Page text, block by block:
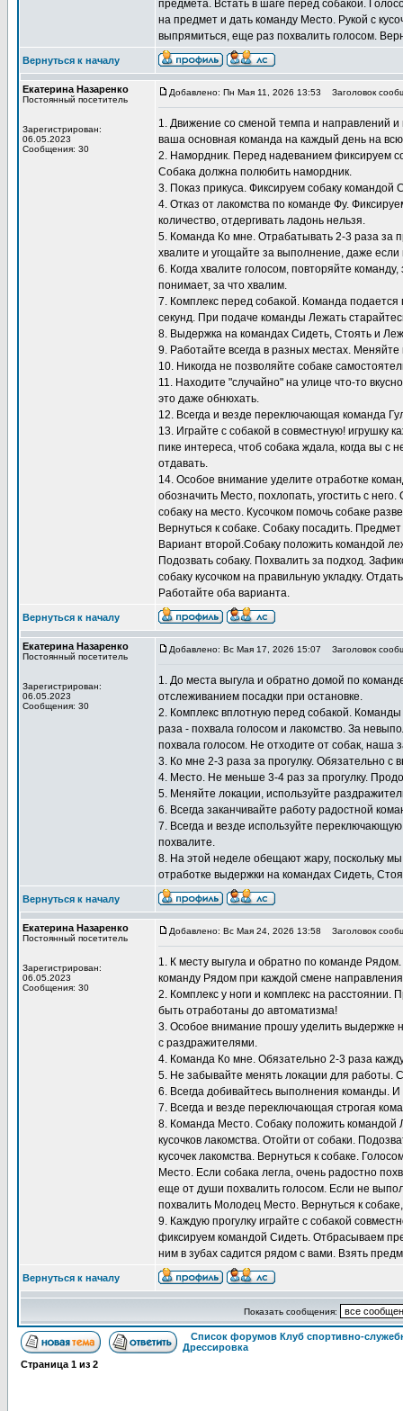
предмета. Встать в шаге перед собакой.
на предмет и дать команду Место. Рукой с
выпрямиться, еще раз похвалить голосом.
Вернуться к началу
Екатерина Назаренко
Постоянный посетитель
Зарегистрирован:
06.05.2023
Сообщения: 30
Добавлено: Пн Мая 11, 2026 13:53 Заголовок
1. Движение со сменой темпа и направлений
ваша основная команда на каждый день на
2. Намордник. Перед надеванием фиксируем
Собака должна полюбить намордник.
3. Показ прикуса. Фиксируем собаку
4. Отказ от лакомства по команде Фу.
количество, отдергивать ладонь нельзя.
5. Команда Ко мне. Отрабатывать 2-3 раза за
хвалите и угощайте за выполнение, даже
6. Когда хвалите голосом, повторяйте
понимает, за что хвалим.
7. Комплекс перед собакой. Команда
секунд. При подаче команды Лежать
8. Выдержка на командах Сидеть, Стоять и
9. Работайте всегда в разных местах. Меняйте
10. Никогда не позволяйте собаке
11. Находите "случайно" на улице что-то
это даже обнюхать.
12. Всегда и везде переключающая команда
13. Играйте с собакой в совместную! игрушку
пике интереса, чтоб собака ждала, когда вы с
отдавать.
14. Особое внимание уделите отработке
обозначить Место, похлопать, угостить с
собаку на место. Кусочком помочь собаке
Вернуться к собаке. Собаку посадить.
Вариант второй.Собаку положить командой
Подозвать собаку. Похвалить за подход.
собаку кусочком на правильную укладку.
Работайте оба варианта.
Вернуться к началу
Екатерина Назаренко
Постоянный посетитель
Зарегистрирован:
06.05.2023
Сообщения: 30
Добавлено: Вс Мая 17, 2026 15:07 Заголовок
1. До места выгула и обратно домой по
отслеживанием посадки при остановке.
2. Комплекс вплотную перед собакой.
раза - похвала голосом и лакомство. За
похвала голосом. Не отходите от собак, наша
3. Ко мне 2-3 раза за прогулку. Обязательно с
4. Место. Не меньше 3-4 раз за прогулку.
5. Меняйте локации, используйте
6. Всегда заканчивайте работу радостной
7. Всегда и везде используйте
похвалите.
8. На этой неделе обещают жару, поскольку
отработке выдержки на командах Сидеть,
Вернуться к началу
Екатерина Назаренко
Постоянный посетитель
Зарегистрирован:
06.05.2023
Сообщения: 30
Добавлено: Вс Мая 24, 2026 13:58 Заголовок
1. К месту выгула и обратно по команде
команду Рядом при каждой смене
2. Комплекс у ноги и комплекс на
быть отработаны до автоматизма!
3. Особое внимание прошу уделить выдержке
с раздражителями.
4. Команда Ко мне. Обязательно 2-3 раза
5. Не забывайте менять локации для работы.
6. Всегда добивайтесь выполнения команды.
7. Всегда и везде переключающая строгая
8. Команда Место. Собаку положить
кусочков лакомства. Отойти от собаки.
кусочек лакомства. Вернуться к собаке.
Место. Если собака легла, очень радостно
еще от души похвалить голосом. Если не
похвалить Молодец Место. Вернуться к
9. Каждую прогулку играйте с собакой
фиксируем командой Сидеть. Отбрасываем
ним в зубах садится рядом с вами. Взять
Вернуться к началу
Показать сообщения:
Список форумов Клуб спортивно-
Дрессировка
Страница 1 из 2